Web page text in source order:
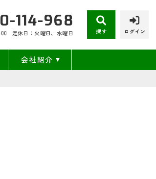
114-968
定休日：火曜日、水曜日 探す ログイン
会社紹介